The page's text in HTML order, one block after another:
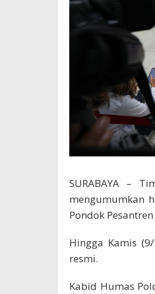
SURABAYA –
mengumumkan
Pondok
Hingga Kamis
resmi.
Kabid Humas